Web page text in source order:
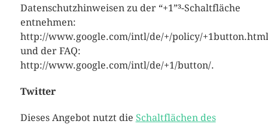
Datenschutzhinweisen zu der “+1”³-Schaltfläche
entnehmen:
http://www.google.com/intl/de/+/policy/+1button.html
und der FAQ:
http://www.google.com/intl/de/+1/button/.
Twitter
Dieses Angebot nutzt die Schaltflächen des